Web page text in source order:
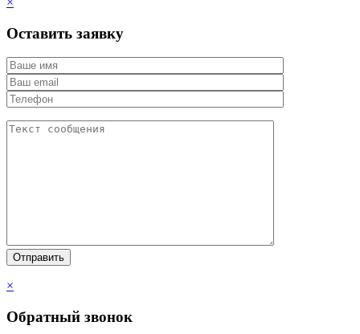
Оставить заявку
×
Обратный звонок